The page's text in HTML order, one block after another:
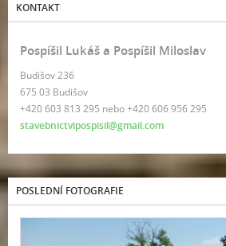
KONTAKT
Pospíšil Lukáš a Pospíšil Miloslav
Budišov 236
675 03 Budišov
+420 603 813 295 nebo +420 606 956 295
stavebnictvipospisil@gmail.com
POSLEDNÍ FOTOGRAFIE